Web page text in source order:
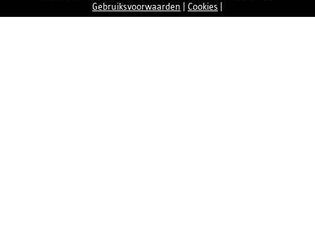
Gebruiksvoorwaarden
Cookies